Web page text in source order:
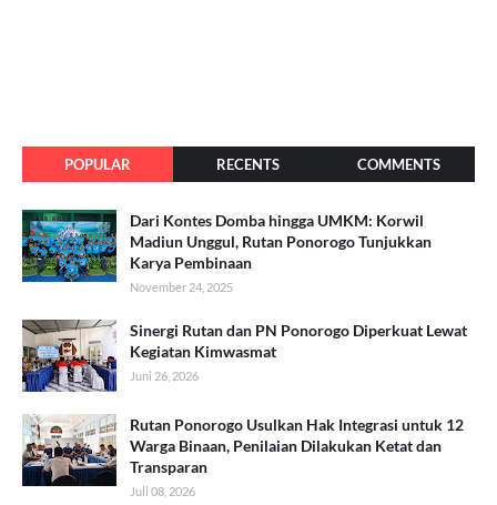
POPULAR RECENTS COMMENTS
Dari Kontes Domba hingga UMKM: Korwil
Madiun Unggul, Rutan Ponorogo Tunjukkan
Karya Pembinaan
November 24, 2025
Sinergi Rutan dan PN Ponorogo Diperkuat Lewat
Kegiatan Kimwasmat
Juni 26, 2026
Rutan Ponorogo Usulkan Hak Integrasi untuk 12
Warga Binaan, Penilaian Dilakukan Ketat dan
Transparan
Juli 08, 2026